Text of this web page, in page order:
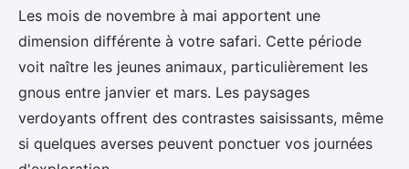
Les mois de novembre à mai apportent une
dimension différente à votre safari. Cette période
voit naître les jeunes animaux, particulièrement les
gnous entre janvier et mars. Les paysages
verdoyants offrent des contrastes saisissants, même
si quelques averses peuvent ponctuer vos journées